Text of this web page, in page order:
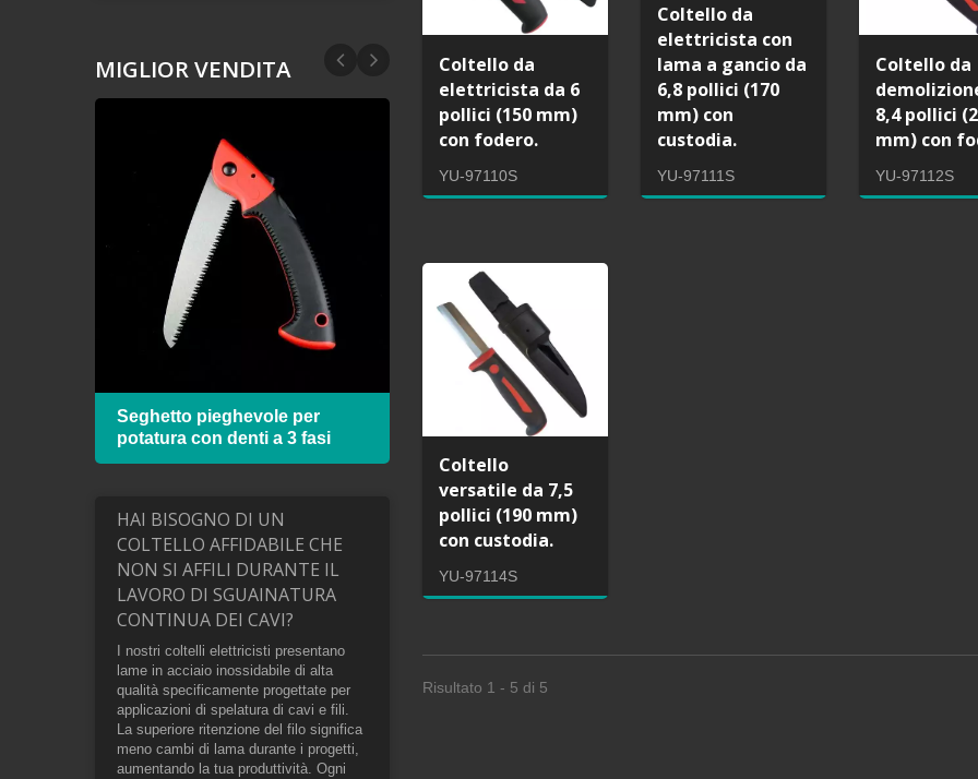
MIGLIOR VENDITA
Seghetto pieghevole per
potatura con denti a 3 fasi
Telaio per sega a arco con
lama bimetal HSS
HAI BISOGNO DI UN
COLTELLO AFFIDABILE CHE
NON SI AFFILI DURANTE IL
LAVORO DI SGUAINATURA
CONTINUA DEI CAVI?
I nostri coltelli elettricisti presentano
lame in acciaio inossidabile di alta
qualità specificamente progettate per
applicazioni di spelatura di cavi e fili.
La superiore ritenzione del filo significa
meno cambi di lama durante i progetti,
aumentando la tua produttività. Ogni
Coltello da
elettricista da 6
pollici (150 mm)
con fodero.
YU-97110S
Coltello da
elettricista con
lama a gancio da
6,8 pollici (170
mm) con
custodia.
YU-97111S
Coltello da
8,4 pollici
mm) con
YU-97112S
Coltello
versatile da 7,5
pollici (190 mm)
con custodia.
YU-97114S
Risultato 1 - 5 di 5